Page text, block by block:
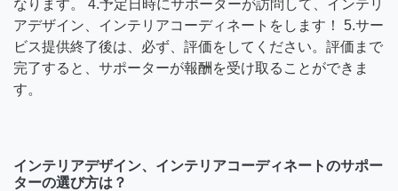
なります。 4.予定日時にサポーターが訪問して、インテリ
アデザイン、インテリアコーディネートをします！ 5.サー
ビス提供終了後は、必ず、評価をしてください。評価まで
完了すると、サポーターが報酬を受け取ることができま
す。
インテリアデザイン、インテリアコーディネートのサポー
ターの選び方は？